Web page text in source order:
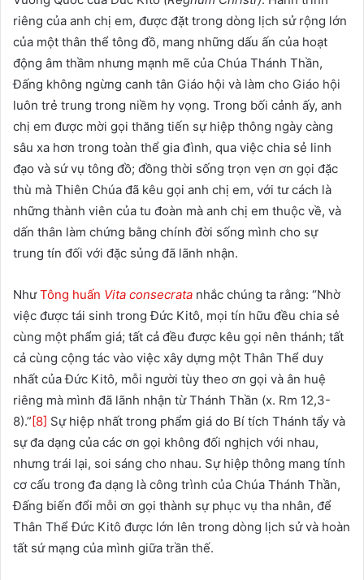
riêng của anh chị em, được đặt trong dòng lịch sử rộng lớn
của một thân thể tông đồ, mang những dấu ấn của hoạt
động âm thầm nhưng mạnh mẽ của Chúa Thánh Thần,
Đấng không ngừng canh tân Giáo hội và làm cho Giáo hội
luôn trẻ trung trong niềm hy vọng. Trong bối cảnh ấy, anh
chị em được mời gọi thăng tiến sự hiệp thông ngày càng
sâu xa hơn trong toàn thể gia đình, qua việc chia sẻ linh
đạo và sứ vụ tông đồ; đồng thời sống trọn vẹn ơn gọi đặc
thù mà Thiên Chúa đã kêu gọi anh chị em, với tư cách là
những thành viên của tu đoàn mà anh chị em thuộc về, và
dấn thân làm chứng bằng chính đời sống mình cho sự
trung tín đối với đặc sủng đã lãnh nhận.
NhưTông huấn Vita consecrata nhắc chúng ta rằng: “Nhờ
việc được tái sinh trong Đức Kitô, mọi tín hữu đều chia sẻ
cùng một phẩm giá; tất cả đều được kêu gọi nên thánh; tất
cả cùng cộng tác vào việc xây dựng một Thân Thể duy
nhất của Đức Kitô, mỗi người tùy theo ơn gọi và ân huệ
riêng mà mình đã lãnh nhận từ Thánh Thần (x. Rm 12,3-
8).”[8] Sự hiệp nhất trong phẩm giá do Bí tích Thánh tẩy và
sự đa dạng của các ơn gọi không đối nghịch với nhau,
nhưng trái lại, soi sáng cho nhau. Sự hiệp thông mang tính
cơ cấu trong đa dạng là công trình của Chúa Thánh Thần,
Đấng biến đổi mỗi ơn gọi thành sự phục vụ tha nhân, để
Thân Thể Đức Kitô được lớn lên trong dòng lịch sử và hoàn
tất sứ mạng của mình giữa trần thế.